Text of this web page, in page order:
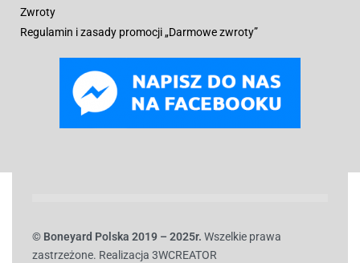
Zwroty
Regulamin i zasady promocji „Darmowe zwroty”
© Boneyard Polska 2019 – 2025r. Wszelkie prawa
zastrzeżone. Realizacja 3WCREATOR